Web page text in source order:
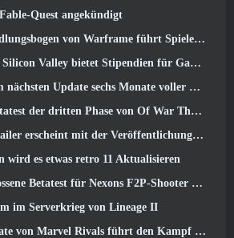
Quest angekündigt
Warframe führt Spieler zu einer völlig neuen Sternenkarte, Das Tau-System
Stipendien für Gaming an und einige der Anforderungen sind interessant
Update sechs Monate voller Fabriken und Seilrutschen
Phase von Of War Thunder Infantry Battles angekündigt
mit der Veröffentlichung des neuesten geschlossenen Betatests
wird es etwas retro 11 Aktualisieren
für Nexons F2P-Shooter Sudden Attack Zero Point hat heute begonnen
im Serverkrieg von Lineage II
Marvel Rivals führt den Kampf zu den Göttern